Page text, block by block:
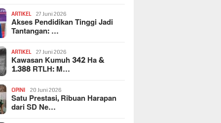
ARTIKEL 27 Juni 2026
Akses Pendidikan Tinggi Jadi
Tantangan: …
ARTIKEL 27 Juni 2026
Kawasan Kumuh 342 Ha &
1.388 RTLH: M…
OPINI 20 Juni 2026
Satu Prestasi, Ribuan Harapan
dari SD Ne…